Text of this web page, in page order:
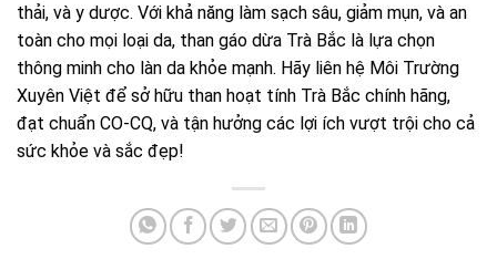
thải, và y dược. Với khả năng làm sạch sâu, giảm mụn, và an
toàn cho mọi loại da, than gáo dừa Trà Bắc là lựa chọn
thông minh cho làn da khỏe mạnh. Hãy liên hệ Môi Trường
Xuyên Việt để sở hữu than hoạt tính Trà Bắc chính hãng,
đạt chuẩn CO-CQ, và tận hưởng các lợi ích vượt trội cho cả
sức khỏe và sắc đẹp!